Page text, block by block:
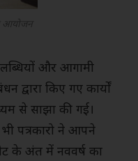
आयोजन
और आगामी
द्वारा किए गए कार्यों
से साझा की गई।
पत्रकारो ने आपने
के अंत में नववर्ष का